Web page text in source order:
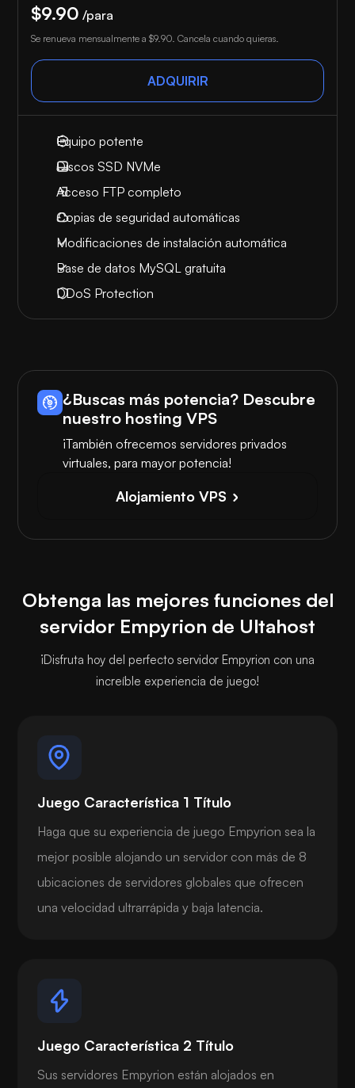
$9.90 /para
Se renueva mensualmente a $9.90 . Cancela cuando quieras.
ADQUIRIR
Equipo potente
Discos SSD NVMe
Acceso FTP completo
Copias de seguridad automáticas
Modificaciones de instalación automática
Base de datos MySQL gratuita
DDoS Protection
¿Buscas más potencia? Descubre
nuestro hosting VPS
¡También ofrecemos servidores privados
virtuales, para mayor potencia!
Alojamiento VPS
Obtenga las mejores funciones del
servidor Empyrion de Ultahost
¡Disfruta hoy del perfecto servidor Empyrion con una
increíble experiencia de juego!
Juego Característica 1 Título
Haga que su experiencia de juego Empyrion sea la
mejor posible alojando un servidor con más de 8
ubicaciones de servidores globales que ofrecen
una velocidad ultrarrápida y baja latencia.
Juego Característica 2 Título
Sus servidores Empyrion están alojados en